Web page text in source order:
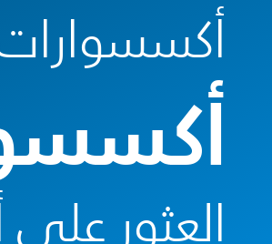
العثور